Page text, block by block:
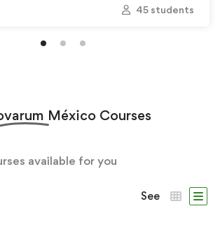
45 students
México Courses
available for you
See